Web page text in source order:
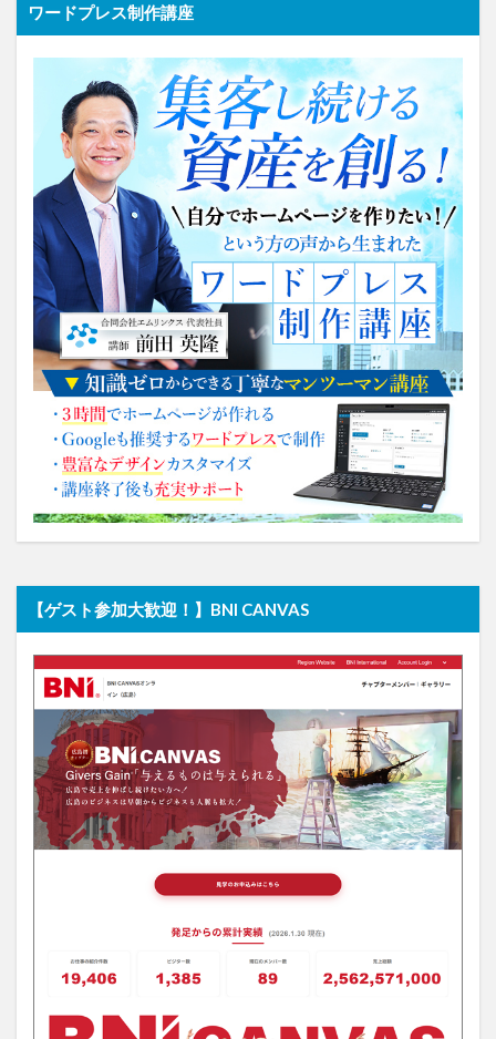
ワードプレス制作講座
【ゲスト参加大歓迎！】BNI CANVAS